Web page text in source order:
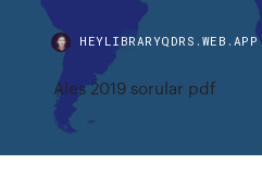
HEYLIBRARYQDRS.WEB.APP
Ales 2019 sorular pdf